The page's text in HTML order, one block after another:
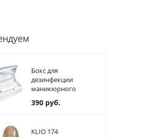
Бокс для
дезинфекции
маникюрного
инструмента
пластиковый
390 руб.
KLIO 174